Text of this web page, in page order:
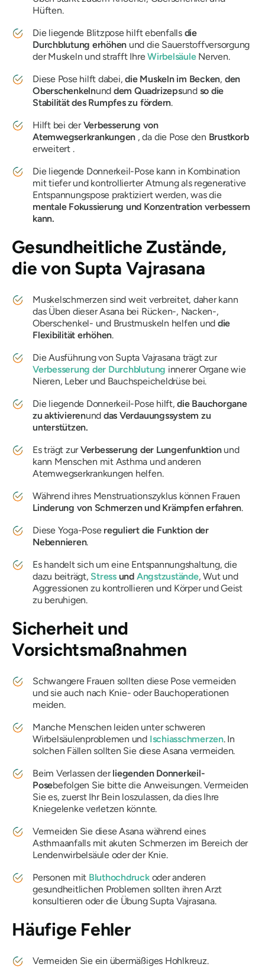
Hüften.
Die liegende Blitzpose hilft ebenfalls die
Durchblutung erhöhen und die Sauerstoffversorgung
der Muskeln und strafft IhreWirbelsäuleNerven.
Diese Pose hilft dabei,die Muskeln im Becken, den
Oberschenkelnund dem Quadrizepsund so die
Stabilität des Rumpfes zu fördern.
Hilft bei derVerbesserung von
Atemwegserkrankungen , da die Pose den Brustkorb
erweitert .
Die liegende Donnerkeil-Pose kann in Kombination
mit tiefer und kontrollierter Atmung als regenerative
Entspannungspose praktiziert werden, was die
mentale Fokussierung und Konzentration verbessern
kann.
Gesundheitliche Zustände,
die von Supta Vajrasana
Muskelschmerzen sind weit verbreitet, daher kann
das Üben dieser Asana bei Rücken-, Nacken-,
Oberschenkel- und Brustmuskeln helfen und die
Flexibilität erhöhen.
Die Ausführungvon Supta Vajrasanaträgt zur
Verbesserung der Durchblutung innerer Organe wie
Nieren, Leber und Bauchspeicheldrüse bei.
Die liegende Donnerkeil-Pose hilft,die Bauchorgane
zu aktivierenund das Verdauungssystem zu
unterstützen.
Es trägt zurVerbesserung der Lungenfunktionund
kann Menschen mit Asthma und anderen
Atemwegserkrankungen helfen.
Während ihres Menstruationszyklus können Frauen
Linderung von Schmerzen und Krämpfen erfahren.
Diese Yoga-Pose reguliert die Funktion der
Nebennieren.
Es handelt sich um eine Entspannungshaltung, die
dazu beiträgt, Stressund Angstzustände, Wut und
Aggressionen zu kontrollieren und Körper und Geist
zu beruhigen.
Sicherheit und
Vorsichtsmaßnahmen
Schwangere Frauen sollten diese Pose vermeiden
und sie auch nach Knie- oder Bauchoperationen
meiden.
Manche Menschen leiden unter schweren
Wirbelsäulenproblemen und Ischiasschmerzen. In
solchen Fällen sollten Sie diese Asana vermeiden.
Beim Verlassen derliegenden Donnerkeil-
Posebefolgen Sie bitte die Anweisungen. Vermeiden
Sie es, zuerst Ihr Bein loszulassen, da dies Ihre
Kniegelenke verletzen könnte.
Vermeiden Sie diese Asana während eines
Asthmaanfalls mit akuten Schmerzen im Bereich der
Lendenwirbelsäule oder der Knie.
Personen mit Bluthochdruckoder anderen
gesundheitlichen Problemen sollten ihren Arzt
konsultieren oder die Übung Supta Vajrasana.
Häufige Fehler
Vermeiden Sie ein übermäßiges Hohlkreuz.